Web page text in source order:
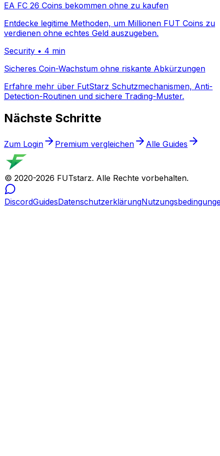
EA FC 26 Coins bekommen ohne zu kaufen
Entdecke legitime Methoden, um Millionen FUT Coins zu
verdienen ohne echtes Geld auszugeben.
Security • 4 min
Sicheres Coin-Wachstum ohne riskante Abkürzungen
Erfahre mehr über FutStarz Schutzmechanismen, Anti-
Detection-Routinen und sichere Trading-Muster.
Nächste Schritte
Zum Login Premium vergleichen Alle Guides
© 2020-2026 FUTstarz. Alle Rechte vorbehalten.
DiscordGuidesDatenschutzerklärung